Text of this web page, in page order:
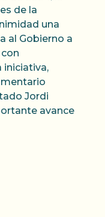
de la
una
al Gobierno a
iniciativa,
Jordi
avance